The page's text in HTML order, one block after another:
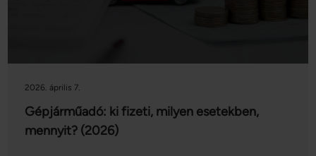
2026. április 7.
Gépjárműadó: ki fizeti, milyen esetekben,
mennyit? (2026)